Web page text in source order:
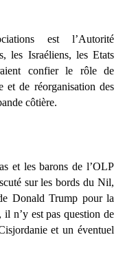
est l’Autorité
les Israéliens, les Etats
confier le rôle de
et de réorganisation des
côtière.
et les barons de l’OLP
sur les bords du Nil,
Donald Trump pour la
n’y est pas question de
et un éventuel